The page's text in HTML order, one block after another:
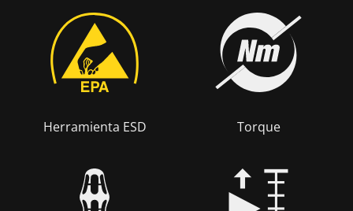
Herramienta ESD Torque